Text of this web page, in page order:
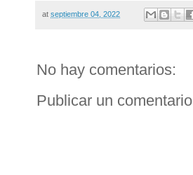
at septiembre 04, 2022
No hay comentarios:
Publicar un comentario